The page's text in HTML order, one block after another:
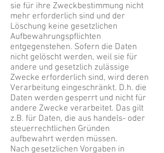
sie für ihre Zweckbestimmung nicht
mehr erforderlich sind und der
Löschung keine gesetzlichen
Aufbewahrungspflichten
entgegenstehen. Sofern die Daten
nicht gelöscht werden, weil sie für
andere und gesetzlich zulässige
Zwecke erforderlich sind, wird deren
Verarbeitung eingeschränkt. D.h. die
Daten werden gesperrt und nicht für
andere Zwecke verarbeitet. Das gilt
z.B. für Daten, die aus handels- oder
steuerrechtlichen Gründen
aufbewahrt werden müssen.
Nach gesetzlichen Vorgaben in